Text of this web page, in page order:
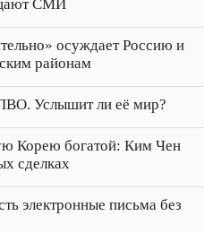
СМИ
осуждает Россию и
районам
Услышит ли её мир?
Корею богатой: Ким Чен
сделках
электронные письма без